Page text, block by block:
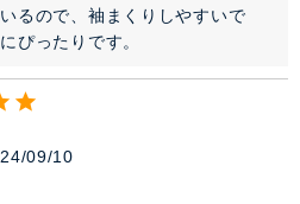
るので、袖まくりしやすいで
ぴったりです。
09/10